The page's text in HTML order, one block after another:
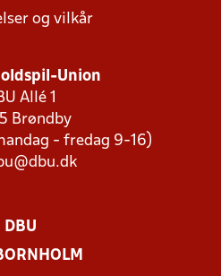
og vilkår
Union
Allé 1
Brøndby
- fredag 9-16)
DBU